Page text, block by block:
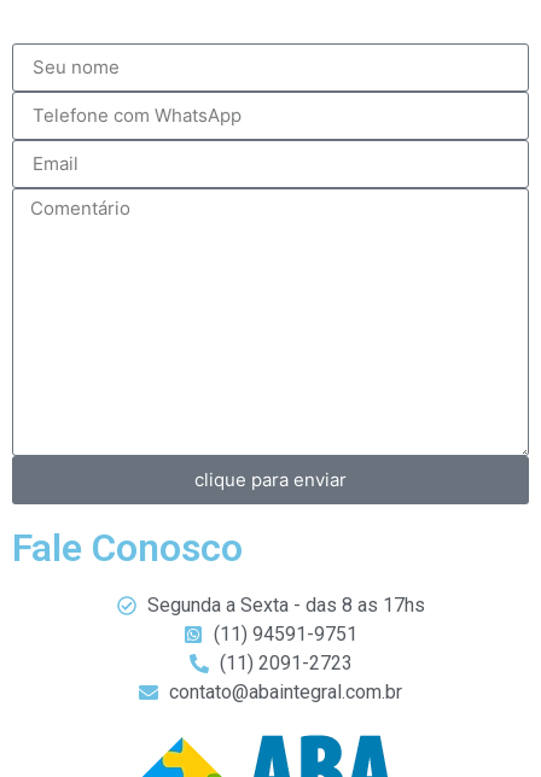
clique para enviar
Fale Conosco
Segunda a Sexta - das 8 as 17hs
(11) 94591-9751
(11) 2091-2723
contato@abaintegral.com.br